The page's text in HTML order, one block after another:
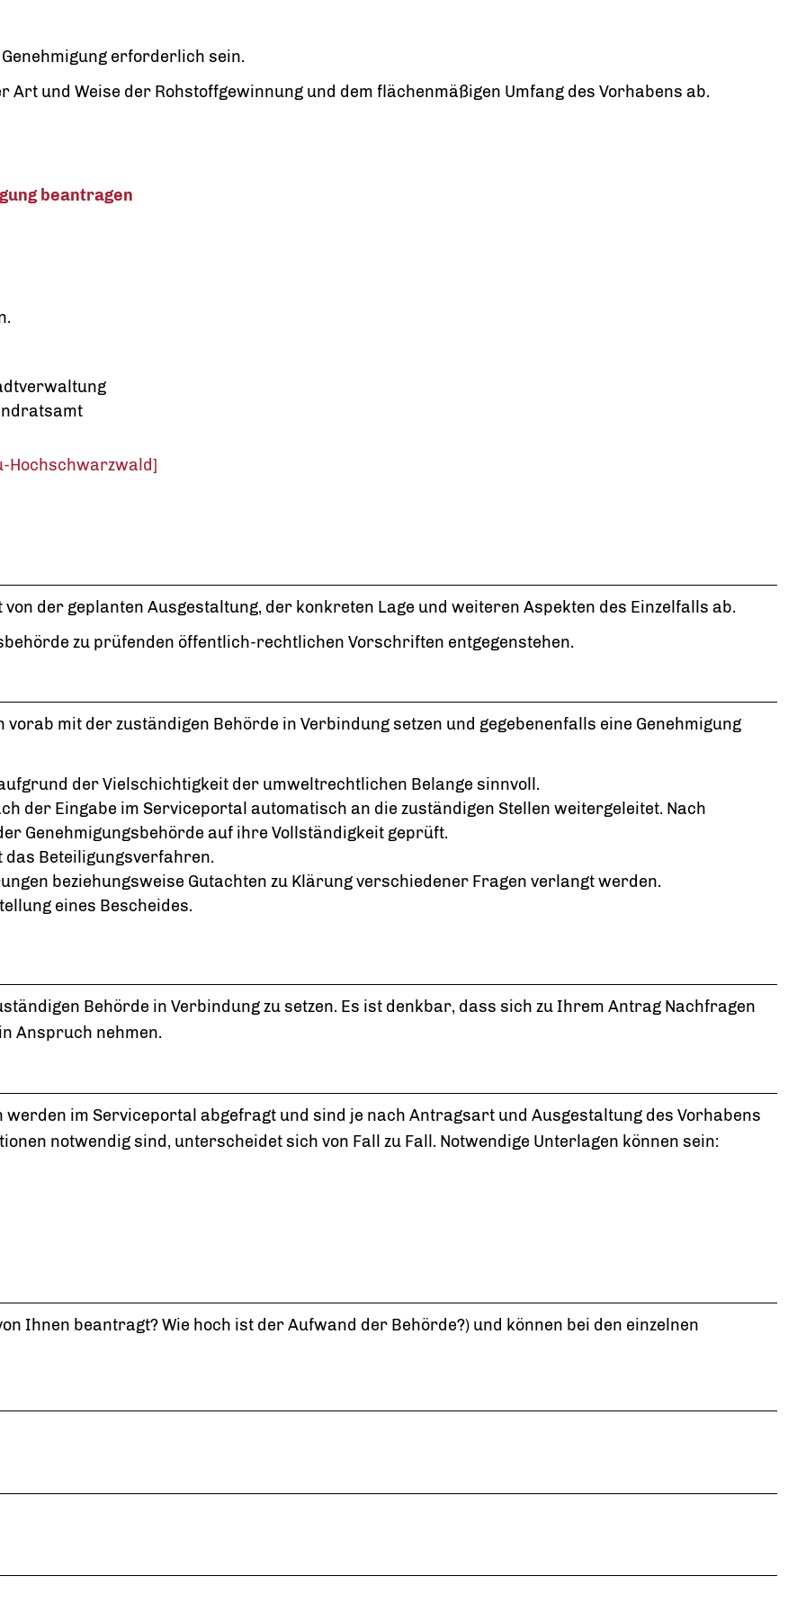
erforderlich sein.
Art und Weise der Rohstoffgewinnung und dem flächenmäßigen Umfang des Vorhabens ab.
beantragen
Hochschwarzwald]
der geplanten Ausgestaltung, der konkreten Lage und weiteren Aspekten des Einzelfalls ab.
zu prüfenden öffentlich-rechtlichen Vorschriften entgegenstehen.
vorab mit der zuständigen Behörde in Verbindung setzen und gegebenenfalls eine Genehmigung
der Vielschichtigkeit der umweltrechtlichen Belange sinnvoll.
der Eingabe im Serviceportal automatisch an die zuständigen Stellen weitergeleitet. Nach
Genehmigungsbehörde auf ihre Vollständigkeit geprüft.
das Beteiligungsverfahren.
beziehungsweise Gutachten zu Klärung verschiedener Fragen verlangt werden.
eines Bescheides.
Behörde in Verbindung zu setzen. Es ist denkbar, dass sich zu Ihrem Antrag Nachfragen
Anspruch nehmen.
im Serviceportal abgefragt und sind je nach Antragsart und Ausgestaltung des Vorhabens
notwendig sind, unterscheidet sich von Fall zu Fall. Notwendige Unterlagen können sein:
Ihnen beantragt? Wie hoch ist der Aufwand der Behörde?) und können bei den einzelnen